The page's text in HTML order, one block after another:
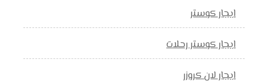
ايجار كوستر
ايجار كوستر رحلات
ايجار لان كروزر